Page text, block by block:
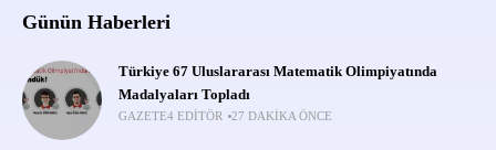
Günün Haberleri
Türkiye 67 Uluslararası Matematik Olimpiyatında
Madalyaları Topladı
GAZETE4 EDITÖR 27 DAKIKA ÖNCE